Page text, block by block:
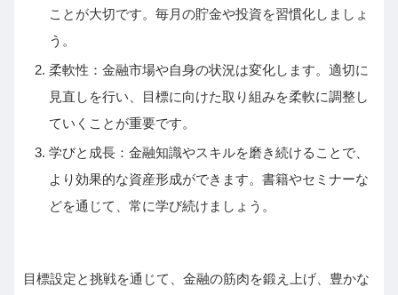
ことが大切です。毎月の貯金や投資を習慣化しましょ
う。
柔軟性：金融市場や自身の状況は変化します。適切に
見直しを行い、目標に向けた取り組みを柔軟に調整し
ていくことが重要です。
学びと成長：金融知識やスキルを磨き続けることで、
より効果的な資産形成ができます。書籍やセミナーな
どを通じて、常に学び続けましょう。
目標設定と挑戦を通じて、金融の筋肉を鍛え上げ、豊かな